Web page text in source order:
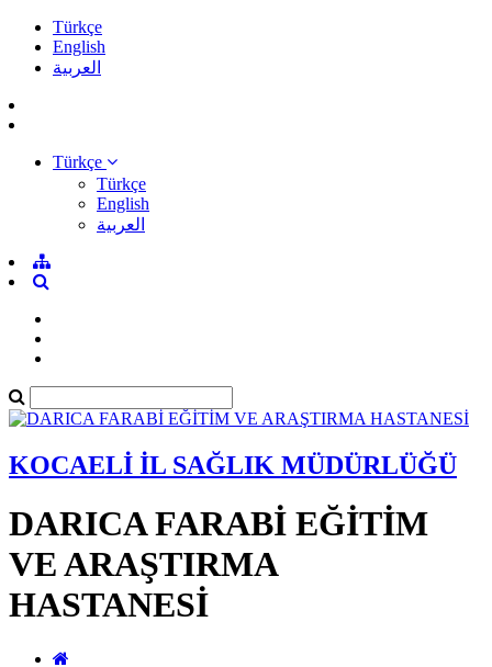
Türkçe
English
العربية
Türkçe
Türkçe
English
العربية
KOCAELİ İL SAĞLIK MÜDÜRLÜĞÜ
DARICA FARABİ EĞİTİM
VE ARAŞTIRMA
HASTANESİ